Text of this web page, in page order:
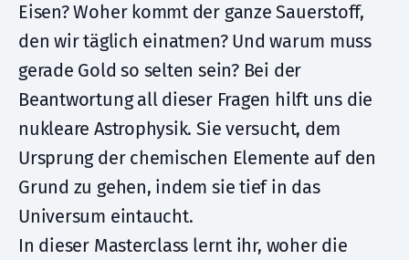
Eisen? Woher kommt der ganze Sauerstoff,
den wir täglich einatmen? Und warum muss
gerade Gold so selten sein? Bei der
Beantwortung all dieser Fragen hilft uns die
nukleare Astrophysik. Sie versucht, dem
Ursprung der chemischen Elemente auf den
Grund zu gehen, indem sie tief in das
Universum eintaucht.
In dieser Masterclass lernt ihr, woher die